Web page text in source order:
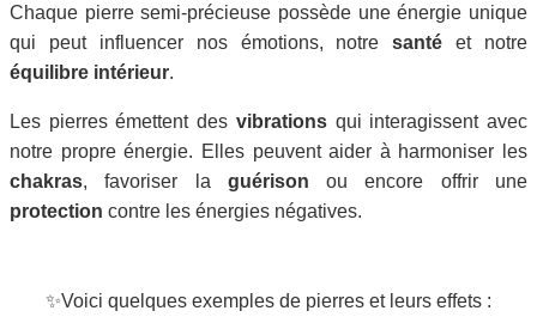
Chaque pierre semi-précieuse possède une énergie unique
qui peut influencer nos émotions, notresanté et notre
équilibre intérieur.
Les pierres émettent des vibrationsqui interagissent avec
notre propre énergie. Elles peuvent aider à harmoniser les
chakras, favoriser la guérison ou encore offrir une
protection contre les énergies négatives.
✨Voici quelques exemples de pierres et leurs effets :